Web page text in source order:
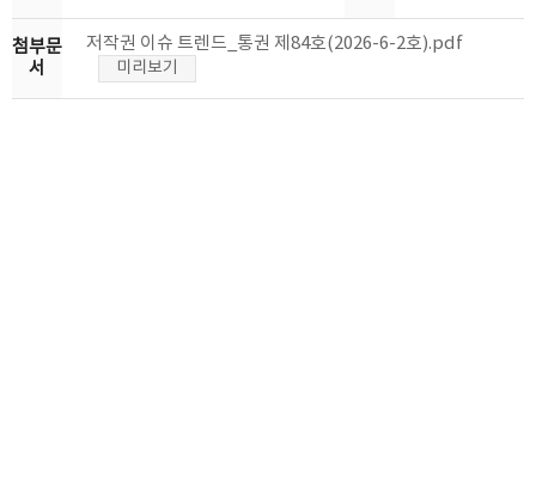
첨부문
서
저작권 이슈 트렌드_통권 제84호(2026-6-2호).pdf
미리보기